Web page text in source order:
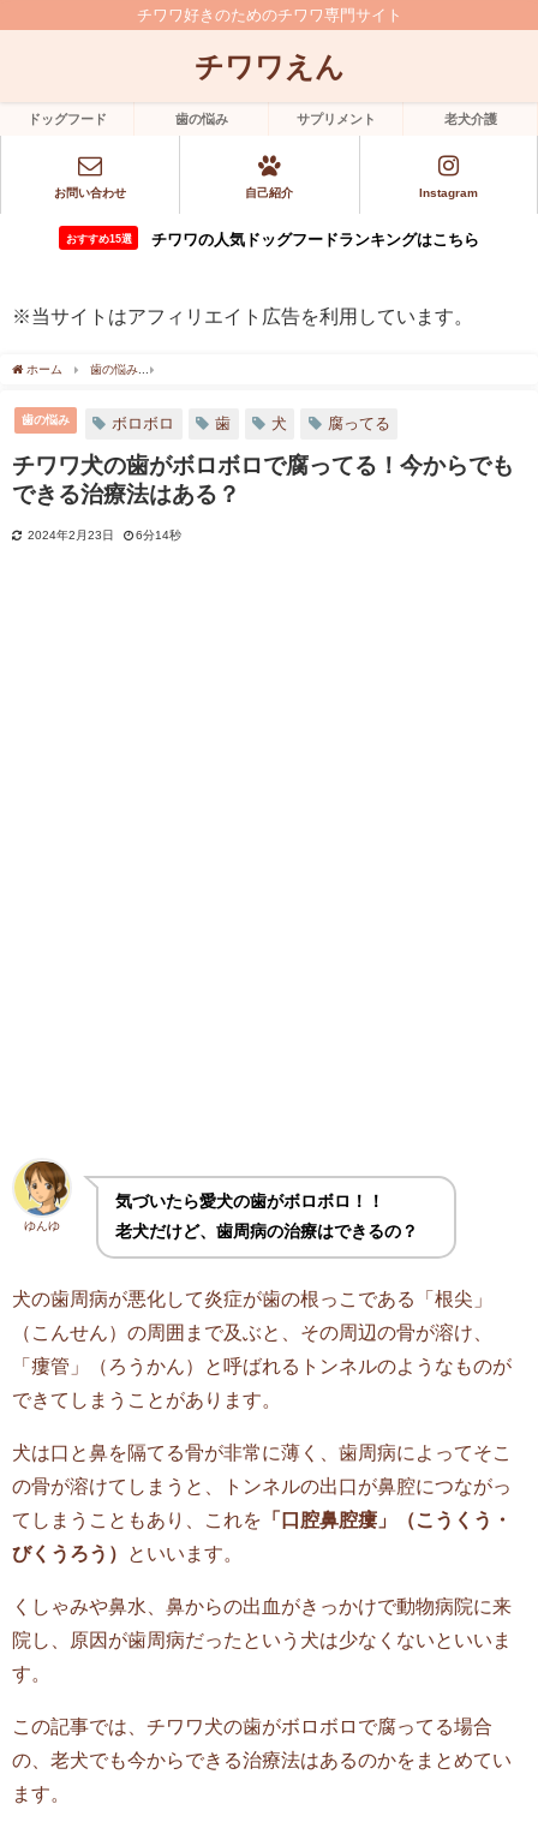
チワワ好きのためのチワワ専門サイト
チワワえん
ドッグフード 歯の悩み サプリメント 老犬介護
お問い合わせ 自己紹介 Instagram
おすすめ15選 チワワの人気ドッグフードランキングはこちら
※当サイトはアフィリエイト広告を利用しています。
ホーム 歯の悩み
歯の悩み ボロボロ 歯 犬 腐ってる
チワワ犬の歯がボロボロで腐ってる！今からでも
できる治療法はある？
2024年2月23日 6分14秒
ゆんゆ
気づいたら愛犬の歯がボロボロ！！
老犬だけど、歯周病の治療はできるの？
犬の歯周病が悪化して炎症が歯の根っこである「根尖」
（こんせん）の周囲まで及ぶと、その周辺の骨が溶け、
「瘻管」（ろうかん）と呼ばれるトンネルのようなものが
できてしまうことがあります。
犬は口と鼻を隔てる骨が非常に薄く、歯周病によってそこ
の骨が溶けてしまうと、トンネルの出口が鼻腔につながっ
てしまうこともあり、これを 「口腔鼻腔瘻」（こうくう・
びくうろう）
といいます。
くしゃみや鼻水、鼻からの出血がきっかけで動物病院に来
院し、原因が歯周病だったという犬は少なくないといいま
す。
この記事では、チワワ犬の歯がボロボロで腐ってる場合
の、老犬でも今からできる治療法はあるのかをまとめてい
ます。